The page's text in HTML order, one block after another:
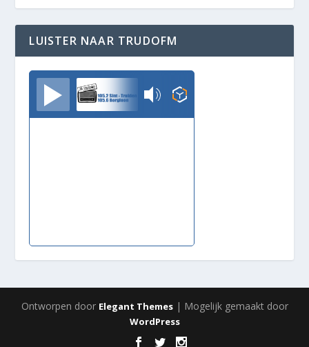
LUISTER NAAR TRUDOFM
TrudoFM
Ontworpen door Elegant Themes| Mogelijk gemaakt door
WordPress